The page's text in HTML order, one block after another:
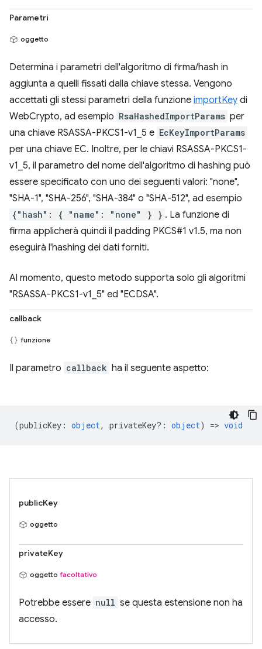
Parametri
oggetto
Determina i parametri dell'algoritmo di firma/hash in
aggiunta a quelli fissati dalla chiave stessa. Vengono
accettati gli stessi parametri della funzione importKey di
WebCrypto, ad esempio RsaHashedImportParams per
una chiave RSASSA-PKCS1-v1_5 e EcKeyImportParams
per una chiave EC. Inoltre, per le chiavi RSASSA-PKCS1-
v1_5, il parametro del nome dell'algoritmo di hashing può
essere specificato con uno dei seguenti valori: "none",
"SHA-1", "SHA-256", "SHA-384" o "SHA-512", ad esempio
{"hash": { "name": "none" } } . La funzione di
firma applicherà quindi il padding PKCS#1 v1.5, ma non
eseguirà l'hashing dei dati forniti.
Al momento, questo metodo supporta solo gli algoritmi
"RSASSA-PKCS1-v1_5" ed "ECDSA".
callback
funzione
Il parametro callback ha il seguente aspetto:
(publicKey : object, privateKey? : object) => void
publicKey
oggetto
privateKey
oggetto facoltativo
Potrebbe essere null se questa estensione non ha
accesso.